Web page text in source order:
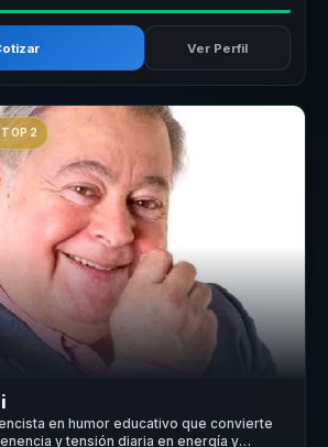
Ver Perfil
TOP 2
en humor educativo que convierte
y tensión diaria en energía y